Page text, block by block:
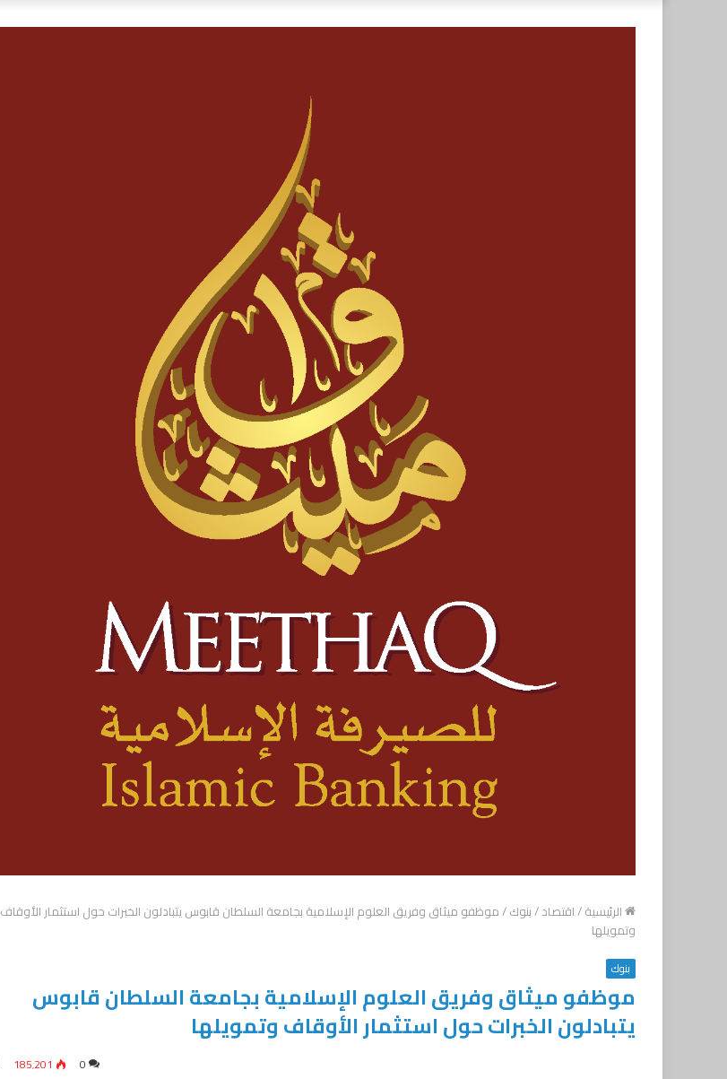
الرئيسية/اقتصاد/بنوك/موظفو ميثاق وفريق العلوم الإسلامية بجامعة السلطان قابوس يتبادلون الخبرات حول استثمار الأوقاف
وتمويلها
بنوك
موظفو ميثاق وفريق العلوم الإسلامية بجامعة السلطان قابوس
يتبادلون الخبرات حول استثمار الأوقاف وتمويلها
0 185٬201